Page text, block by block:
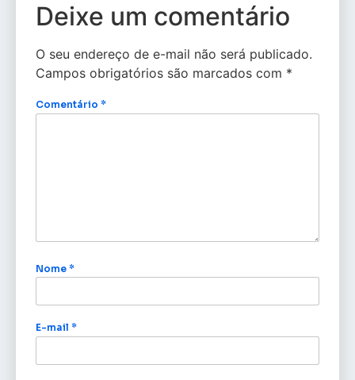
Deixe um comentário
O seu endereço de e-mail não será publicado.
Campos obrigatórios são marcados com *
Comentário *
Nome *
E-mail *